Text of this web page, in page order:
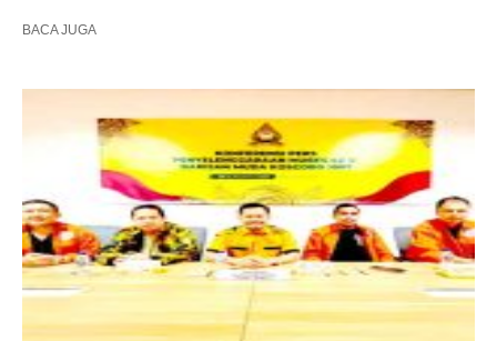
BACA JUGA